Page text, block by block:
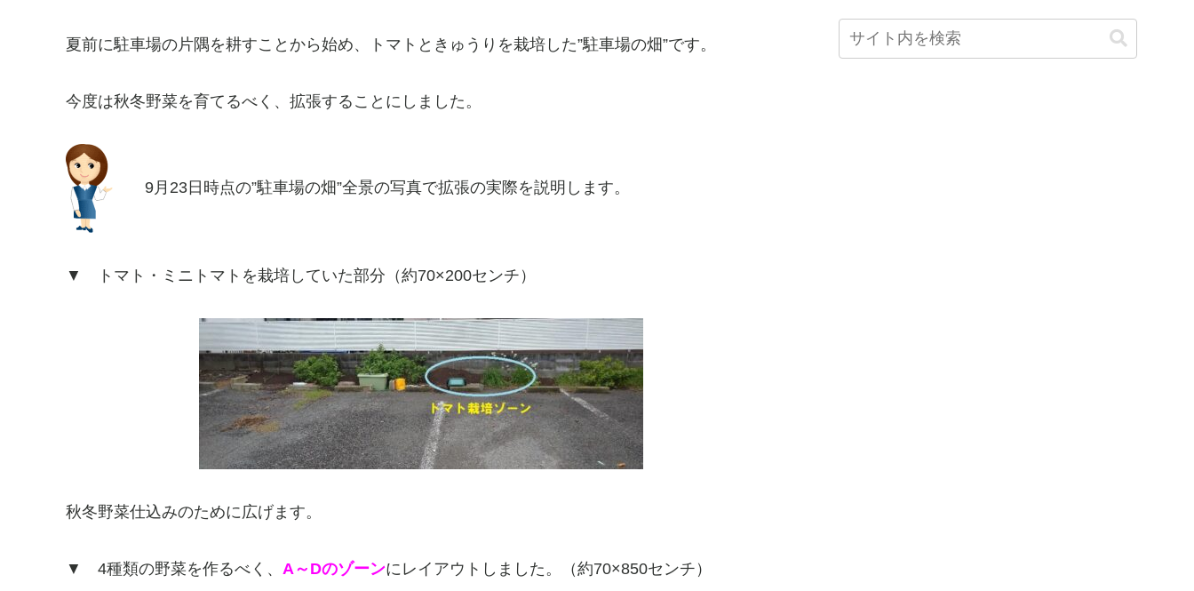
夏前に駐車場の片隅を耕すことから始め、トマトときゅうりを栽培した”駐車場の畑”です。
今度は秋冬野菜を育てるべく、拡張することにしました。
9月23日時点の”駐車場の畑”全景の写真で拡張の実際を説明します。
▼ トマト・ミニトマトを栽培していた部分（約70×200センチ）
秋冬野菜仕込みのために広げます。
▼ 4種類の野菜を作るべく、 A～Dのゾーンにレイアウトしました。（約70×850センチ）